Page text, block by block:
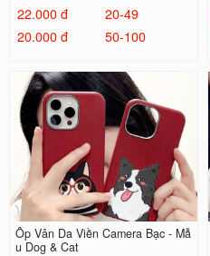
22.000 đ
20-49
20.000 đ
50-100
Ốp Vân Da Viền Camera Bạc - Mẫ
u Dog & Cat